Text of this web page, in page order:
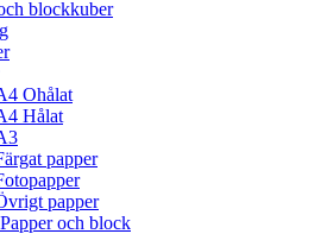
blockkuber
Ohålat
Hålat
papper
papper
och block